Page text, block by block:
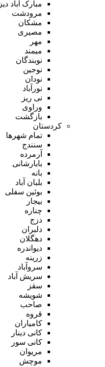
مبارک آباد دیز
مرودشت
مشکان
مصیری
مهر
میمند
نوبندگان
نوجین
نودان
نورآباد
نی ریز
وراوی
بازگشت
کردستان
تمام شهر‌ها
سنندج
آرمرده
بابارشانی
بانه
بلبان آباد
بوئین سفلی
بیجار
چناره
دزج
دلبران
دهگلان
دیواندره
زرینه
سروآباد
سریش آباد
سقز
شویشه
صاحب
قروه
کامیاران
کانی دینار
کانی سور
مریوان
موچش